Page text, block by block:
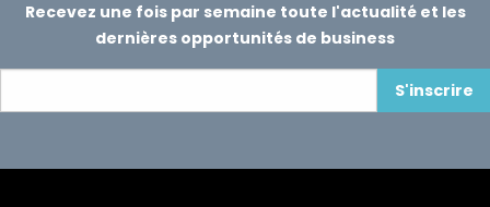
Recevez une fois par semaine toute l'actualité et les
dernières opportunités de business
S'inscrire